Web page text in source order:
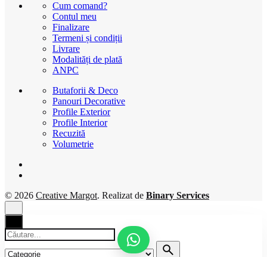
Cum comand?
Contul meu
Finalizare
Termeni și condiții
Livrare
Modalități de plată
ANPC
Butaforii & Deco
Panouri Decorative
Profile Exterior
Profile Interior
Recuzită
Volumetrie
© 2026 Creative Margot. Realizat de Binary Services
Căutare
pentru